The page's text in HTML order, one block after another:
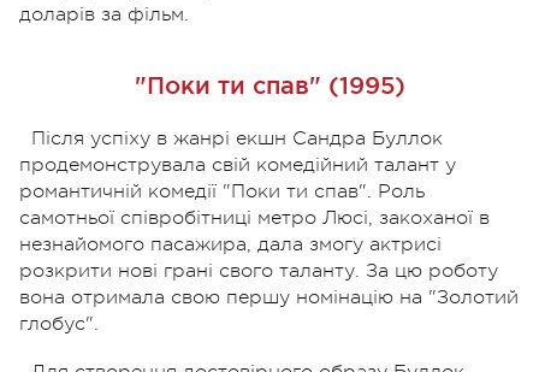
доларів за фільм.
"Поки ти спав" (1995)
Після успіху в жанрі екшн Сандра Буллок
продемонструвала свій комедійний талант у
романтичній комедії "Поки ти спав". Роль
самотньої співробітниці метро Люсі, закоханої в
незнайомого пасажира, дала змогу актрисі
розкрити нові грані свого таланту. За цю роботу
вона отримала свою першу номінацію на "Золотий
глобус".